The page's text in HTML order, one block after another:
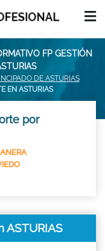
FP GESTIÓN
DE ASTURIAS
EN ASTURIAS
por
ASTURIAS